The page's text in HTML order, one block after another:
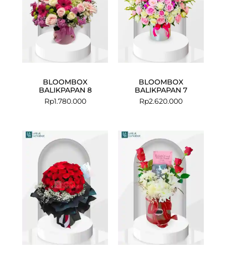
BLOOMBOX
BALIKPAPAN 8
Rp1.780.000
BLOOMBOX
BALIKPAPAN 7
Rp2.620.000